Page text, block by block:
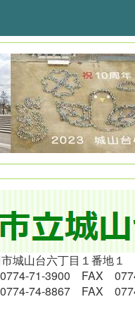
城山台六丁目１番地１
71-3900 FAX
74-8867 FAX